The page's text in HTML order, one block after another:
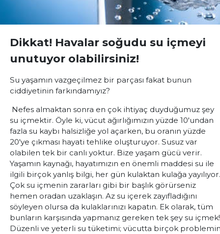
Dikkat! Havalar soğudu su içmeyi
unutuyor olabilirsiniz!
Su yaşamın vazgeçilmez bir parçası fakat bunun
ciddiyetinin farkındamıyız?
Nefes almaktan sonra en çok ihtiyaç duyduğumuz şey
su içmektir. Öyle ki, vücut ağırlığımızın yüzde 10'undan
fazla su kaybı halsizliğe yol açarken, bu oranın yüzde
20'ye çıkması hayati tehlike oluşturuyor. Susuz var
olabilen tek bir canlı yoktur. Bize yaşam gücü verir.
Yaşamın kaynağı, hayatımızın en önemli maddesi su ile
ilgili birçok yanlış bilgi, her gün kulaktan kulağa yayılıyor.
Çok su içmenin zararları gibi bir başlık görürseniz
hemen oradan uzaklaşın. Az su içerek zayıfladığını
söyleyen olursa da kulaklarınızı kapatın. Ek olarak, tüm
bunların karşısında yapmanız gereken tek şey su içmek!
Düzenli ve yeterli su tüketimi; vücutta birçok